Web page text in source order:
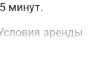
минут.
аренды